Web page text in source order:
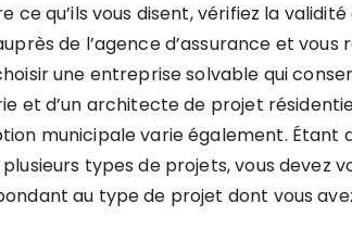
ce qu’ils vous disent, vérifiez la
de l’agence d’assurance et
une entreprise solvable qui
et d’un architecte de projet
municipale varie également.
types de projets, vous devez
au type de projet dont vous